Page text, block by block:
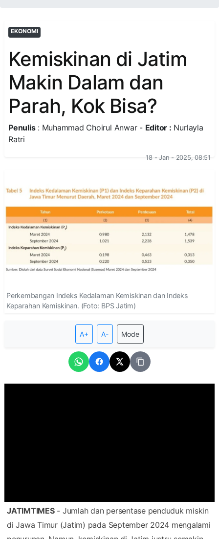
EKONOMI
Kemiskinan di Jatim
Makin Dalam dan
Parah, Kok Bisa?
Penulis: Muhammad Choirul Anwar - Editor : Nurlayla
Ratri
18 - Jan - 2025, 08:51
Perkembangan Indeks Kedalaman Kemiskinan dan Indeks
Keparahan Kemiskinan. (Foto: BPS Jatim)
A+ A- Mode
JATIMTIMES- Jumlah dan persentase penduduk miskin
di Jawa Timur (Jatim) pada September 2024 mengalami